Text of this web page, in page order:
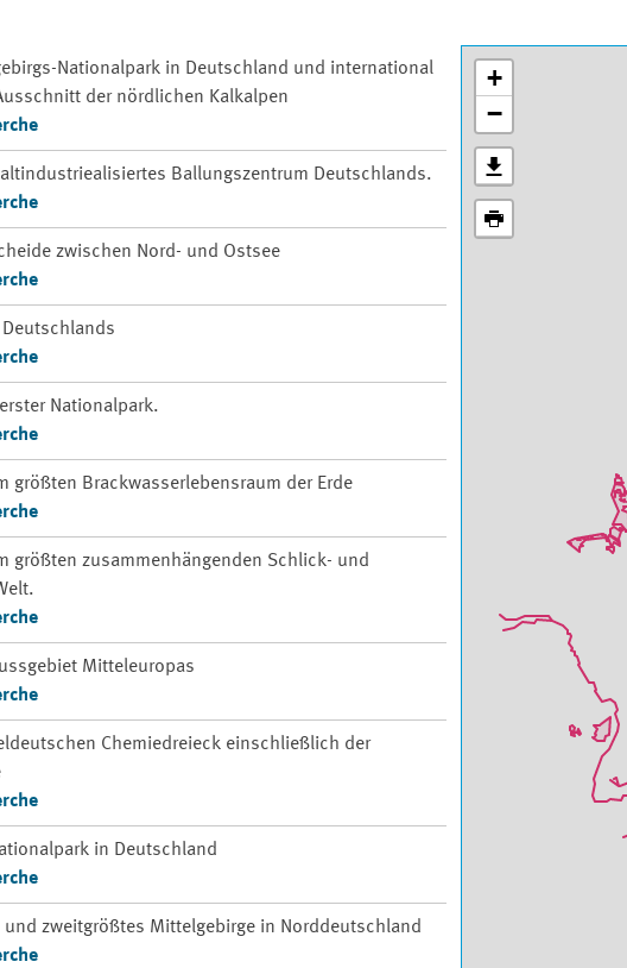
Nationalpark in Deutschland und international
der nördlichen Kalkalpen
Ballungszentrum Deutschlands.
zwischen Nord- und Ostsee
Deutschlands
Nationalpark.
größten Brackwasserlebensraum der Erde
größten zusammenhängenden Schlick- und
Mitteleuropas
Chemiedreieck einschließlich der
in Deutschland
zweitgrößtes Mittelgebirge in Norddeutschland
+
−